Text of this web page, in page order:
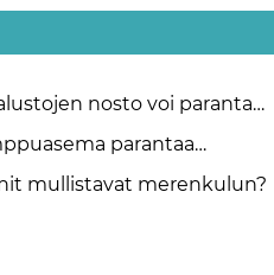
nosto voi parantaa
parantaa
mullistavat merenkulun?